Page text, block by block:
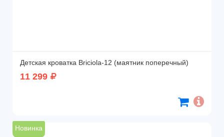
Детская кроватка Briciola-12 (маятник поперечный)
11 299
Новинка